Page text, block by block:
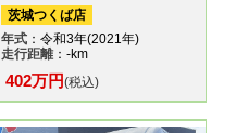
茨城つくば店
年式：令和3年(2021年)
走行距離：-km
402万円(税込)